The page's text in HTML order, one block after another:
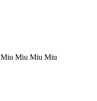
Miu Miu Miu Miu